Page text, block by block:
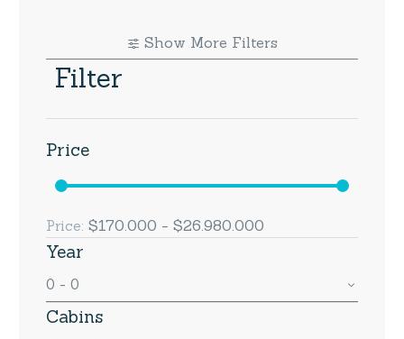
Show More Filters
Filter
Price
Price: $170.000 - $26.980.000
Year
0 - 0
Cabins